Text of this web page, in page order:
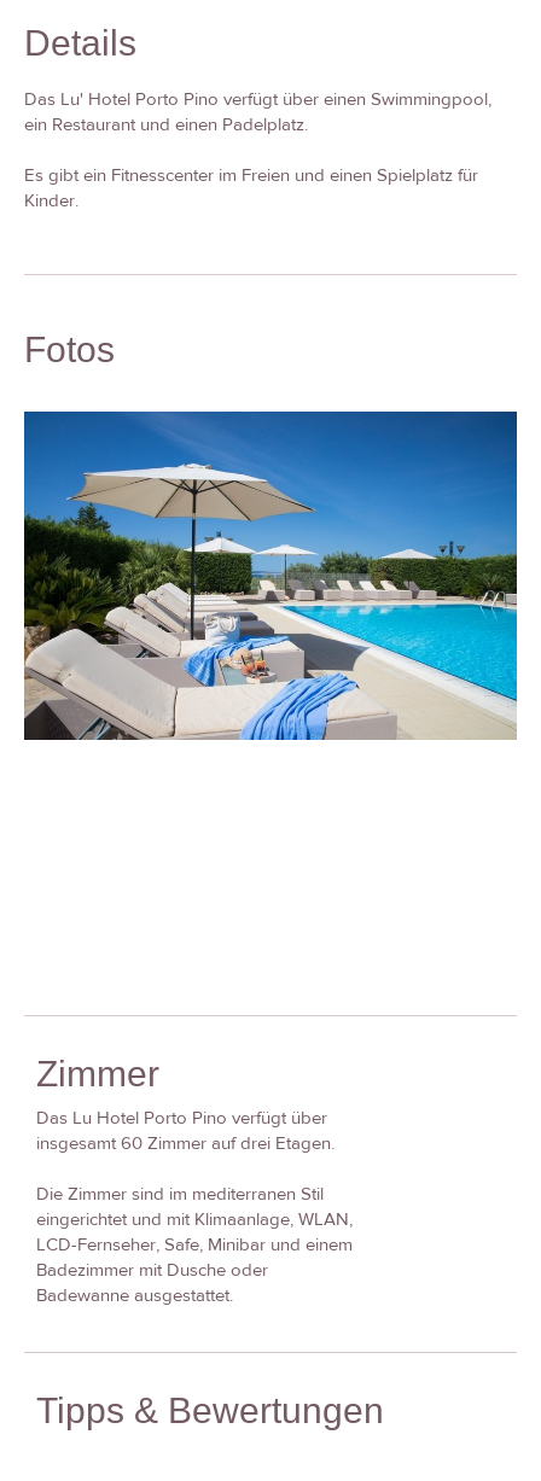
Details
Das Lu' Hotel Porto Pino verfügt über einen Swimmingpool,
ein Restaurant und einen Padelplatz.
Es gibt ein Fitnesscenter im Freien und einen Spielplatz für
Kinder.
Fotos
Zimmer
Das Lu Hotel Porto Pino verfügt über
insgesamt 60 Zimmer auf drei Etagen.
Die Zimmer sind im mediterranen Stil
eingerichtet und mit Klimaanlage, WLAN,
LCD-Fernseher, Safe, Minibar und einem
Badezimmer mit Dusche oder
Badewanne ausgestattet.
Tipps & Bewertungen